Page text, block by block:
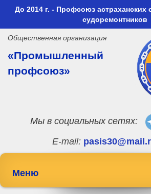
До 2014 г. - Профсоюз астраханских
судоремонтников
Общественная организация
«Промышленный
профсоюз»
Мы в социальных сетях:
E-mail:
Меню